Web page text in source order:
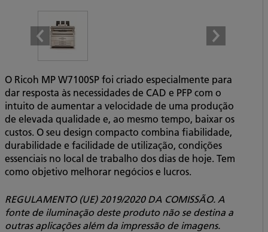
O Ricoh MP W7100SP foi criado especialmente para
dar resposta às necessidades de CAD e PFP com o
intuito de aumentar a velocidade de uma produção
de elevada qualidade e, ao mesmo tempo, baixar os
custos. O seu design compacto combina fiabilidade,
durabilidade e facilidade de utilização, condições
essenciais no local de trabalho dos dias de hoje. Tem
como objetivo melhorar negócios e lucros.
REGULAMENTO (UE) 2019/2020 DA COMISSÃO. A
fonte de iluminação deste produto não se destina a
outras aplicações além da impressão de imagens.